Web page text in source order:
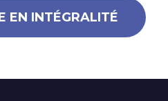
EN INTÉGRALITÉ